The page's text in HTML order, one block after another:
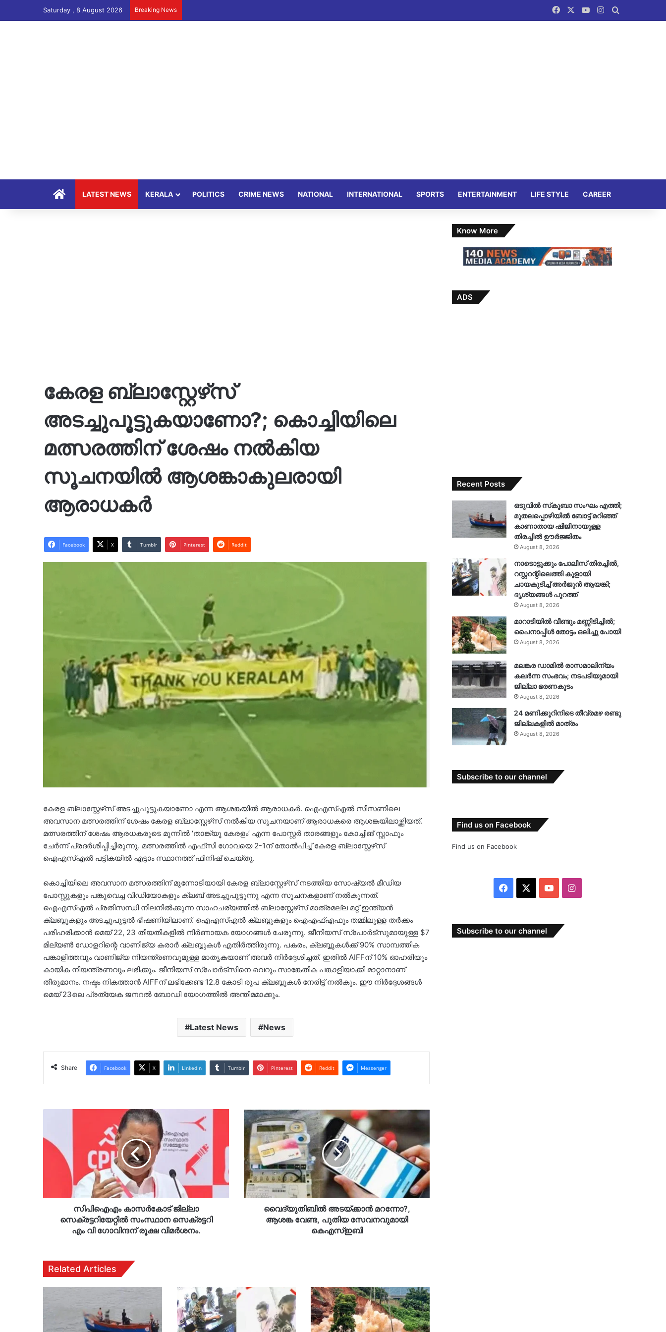
Saturday , 8 August 2026 Breaking News FacebookYouTubeInstagram
HomeLATEST NEWS KERALA POLITICS CRIME NEWS NATIONAL INTERNATIONAL SPORTS ENTERTAINMENT LIFE STYLE CAREER
കേരള ബ്ലാസ്റ്റേഴ്‌സ്
അടച്ചുപൂട്ടുകയാണോ?; കൊച്ചിയിലെ
മത്സരത്തിന് ശേഷം നൽകിയ
സൂചനയിൽ ആശങ്കാകുലരായി
ആരാധകർ
Facebook X Tumblr Pinterest Reddit
കേരള ബ്ലാസ്റ്റേഴ്‌സ് അടച്ചുപൂട്ടുകയാണോ എന്ന ആശങ്കയിൽ ആരാധകർ. ഐഎസ്എൽ സീസണിലെ
അവസാന മത്സരത്തിന് ശേഷം കേരള ബ്ലാസ്റ്റേഴ്‌സ് നൽകിയ സൂചനയാണ് ആരാധകരെ ആശങ്കയിലാഴ്ത്തിയത്.
മത്സരത്തിന് ശേഷം ആരധകരുടെ മുന്നിൽ ‘താങ്ക്യൂ കേരളം’ എന്ന പോസ്റ്റർ താരങ്ങളും കോച്ചിങ് സ്റ്റാഫും
ചേർന്ന് പ്രദർശിപ്പിച്ചിരുന്നു. മത്സരത്തിൽ എഫ്‌സി ഗോവയെ 2-1ന് തോൽപിച്ച് കേരള ബ്ലാസ്റ്റേഴ്‌സ്
ഐഎസ്എൽ പട്ടികയിൽ എട്ടാം സ്ഥാനത്ത് ഫിനിഷ് ചെയ്തു.
കൊച്ചിയിലെ അവസാന മത്സരത്തിന് മുന്നോടിയായി കേരള ബ്ലാസ്റ്റേഴ്‌സ് നടത്തിയ സോഷ്യൽ മീഡിയ
പോസ്റ്റുകളും പങ്കുവെച്ച വിഡിയോകളും ക്ലബ് അടച്ചുപൂട്ടുന്നു എന്ന സൂചനകളാണ് നൽകുന്നത്.
ഐഎസ്എൽ പ്രതിസന്ധി നിലനിൽക്കുന്ന സാഹചര്യത്തിൽ ബ്ലാസ്റ്റേഴ്‌സ് മാത്രമല്ല മറ്റ് ഇന്ത്യൻ
ക്ലബ്ബുകളും അടച്ചുപൂട്ടൽ ഭീഷണിയിലാണ്. ഐഎസ്എൽ ക്ലബ്ബുകളും ഐഎഫ്എഫും തമ്മിലുള്ള തർക്കം
പരിഹരിക്കാൻ മെയ് 22, 23 തീയതികളിൽ നിർണായക യോഗങ്ങൾ ചേരുന്നു. ജീനിയസ് സ്പോർട്സുമായുള്ള $7
മില്യൺ ഡോളറിന്റെ വാണിജ്യ കരാർ ക്ലബ്ബുകൾ എതിർത്തിരുന്നു. പകരം, ക്ലബ്ബുകൾക്ക് 90% സാമ്പത്തിക
പങ്കാളിത്തവും വാണിജ്യ നിയന്ത്രണവുമുള്ള മാതൃകയാണ് അവർ നിർദ്ദേശിച്ചത്. ഇതിൽ AIFFന് 10% ഓഹരിയും
കായിക നിയന്ത്രണവും ലഭിക്കും. ജീനിയസ് സ്പോർട്സിനെ വെറും സാങ്കേതിക പങ്കാളിയാക്കി മാറ്റാനാണ്
തീരുമാനം. നഷ്ടം നികത്താൻ AIFFന് ലഭിക്കേണ്ട 12.8 കോടി രൂപ ക്ലബ്ബുകൾ നേരിട്ട് നൽകും. ഈ നിർദ്ദേശങ്ങൾ
മെയ് 23ലെ പ്രത്യേക ജനറൽ ബോഡി യോഗത്തിൽ അന്തിമമാക്കും.
Latest News News
Share Facebook X LinkedIn Tumblr Pinterest Reddit Messenger
സെക്രട്ടറിയേറ്റില്‍
സംസ്ഥാന
സെക്രട്ടറി
ഗോവിന്ദന്
വിമര്‍ശനം.
സിപിഐഎം കാസര്‍കോട് ജില്ലാ
സെക്രട്ടറിയേറ്റില്‍ സംസ്ഥാന സെക്രട്ടറി
എം വി ഗോവിന്ദന് രൂക്ഷ വിമര്‍ശനം.
വൈദ്യുതിബില്‍
അടയ്ക്കാന്‍
മറന്നോ?,
ആശങ്ക
വേണ്ട,
പുതിയ
സേവനവുമായി
കെഎസ്ഇബി
വൈദ്യുതിബില്‍ അടയ്ക്കാന്‍ മറന്നോ?,
ആശങ്ക വേണ്ട, പുതിയ സേവനവുമായി
കെഎസ്ഇബി
Related Articles
Know More
ADS
Recent Posts
ഒടുവിൽ സ്‌കൂബാ സംഘം എത്തി;
മുതലപ്പൊഴിയിൽ ബോട്ട് മറിഞ്ഞ്
കാണാതായ ഷിജിനായുള്ള
തിരച്ചിൽ ഊർജ്ജിതം
August 8, 2026
നാടൊട്ടുക്കും പോലീസ് തിരച്ചിൽ,
റസ്റ്ററന്റിലെത്തി കൂളായി
ചായകുടിച്ച് അർജുൻ ആയങ്കി;
ദൃശ്യങ്ങൾ പുറത്ത്
August 8, 2026
മാറാടിയിൽ വീണ്ടും മണ്ണിടിച്ചിൽ;
പൈനാപ്പിൾ തോട്ടം ഒലിച്ചു പോയി
August 8, 2026
മലങ്കര ഡാമിൽ രാസമാലിന്യം
കലർന്ന സംഭവം; നടപടിയുമായി
ജില്ലാ ഭരണകൂടം
August 8, 2026
24 മണിക്കൂറിനിടെ തീവ്രമഴ രണ്ടു
ജില്ലകളില്‍ മാത്രം
August 8, 2026
Subscribe to our channel
Find us on Facebook
Find us on Facebook
Facebook YouTubeInstagram
Subscribe to our channel